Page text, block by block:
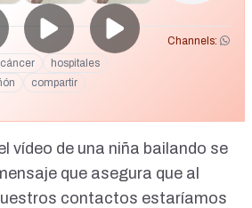
Channels:
cáncer
hospitales
compartir
vídeo de una niña bailando se
que asegura que al
contactos estaríamos